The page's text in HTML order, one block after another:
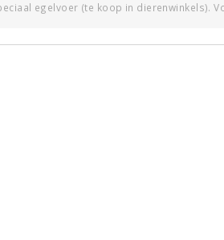
egelvoer (te koop in dierenwinkels).